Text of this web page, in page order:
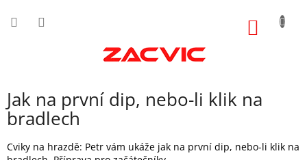
Jak na první dip, nebo-li klik na
bradlech
Cviky na hrazdě: Petr vám ukáže jak na první dip, nebo-li klik na